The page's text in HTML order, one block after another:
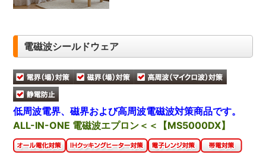
電磁波シールドウェア
低周波電界、磁界および高周波電磁波対策商品です。
ALL-IN-ONE 電磁波エプロン＜＜【MS5000DX】